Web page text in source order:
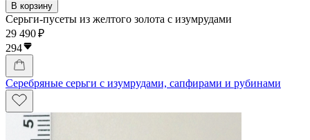
В корзину
Серьги-пусеты из желтого золота с изумрудами
29 490 ₽
294
Серебряные серьги с изумрудами, сапфирами и рубинами